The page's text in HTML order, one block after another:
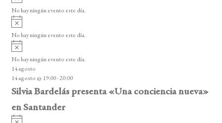
o
v
i
o
No hay ningún evento este día.
A
v
i
o
No hay ningún evento este día.
A
v
i
s
o
No hay ningún evento este día.
14 agosto
14 agosto @ 19:00-20:00
Silvia Bardelás presenta «Una conciencia nueva»
en Santander
A